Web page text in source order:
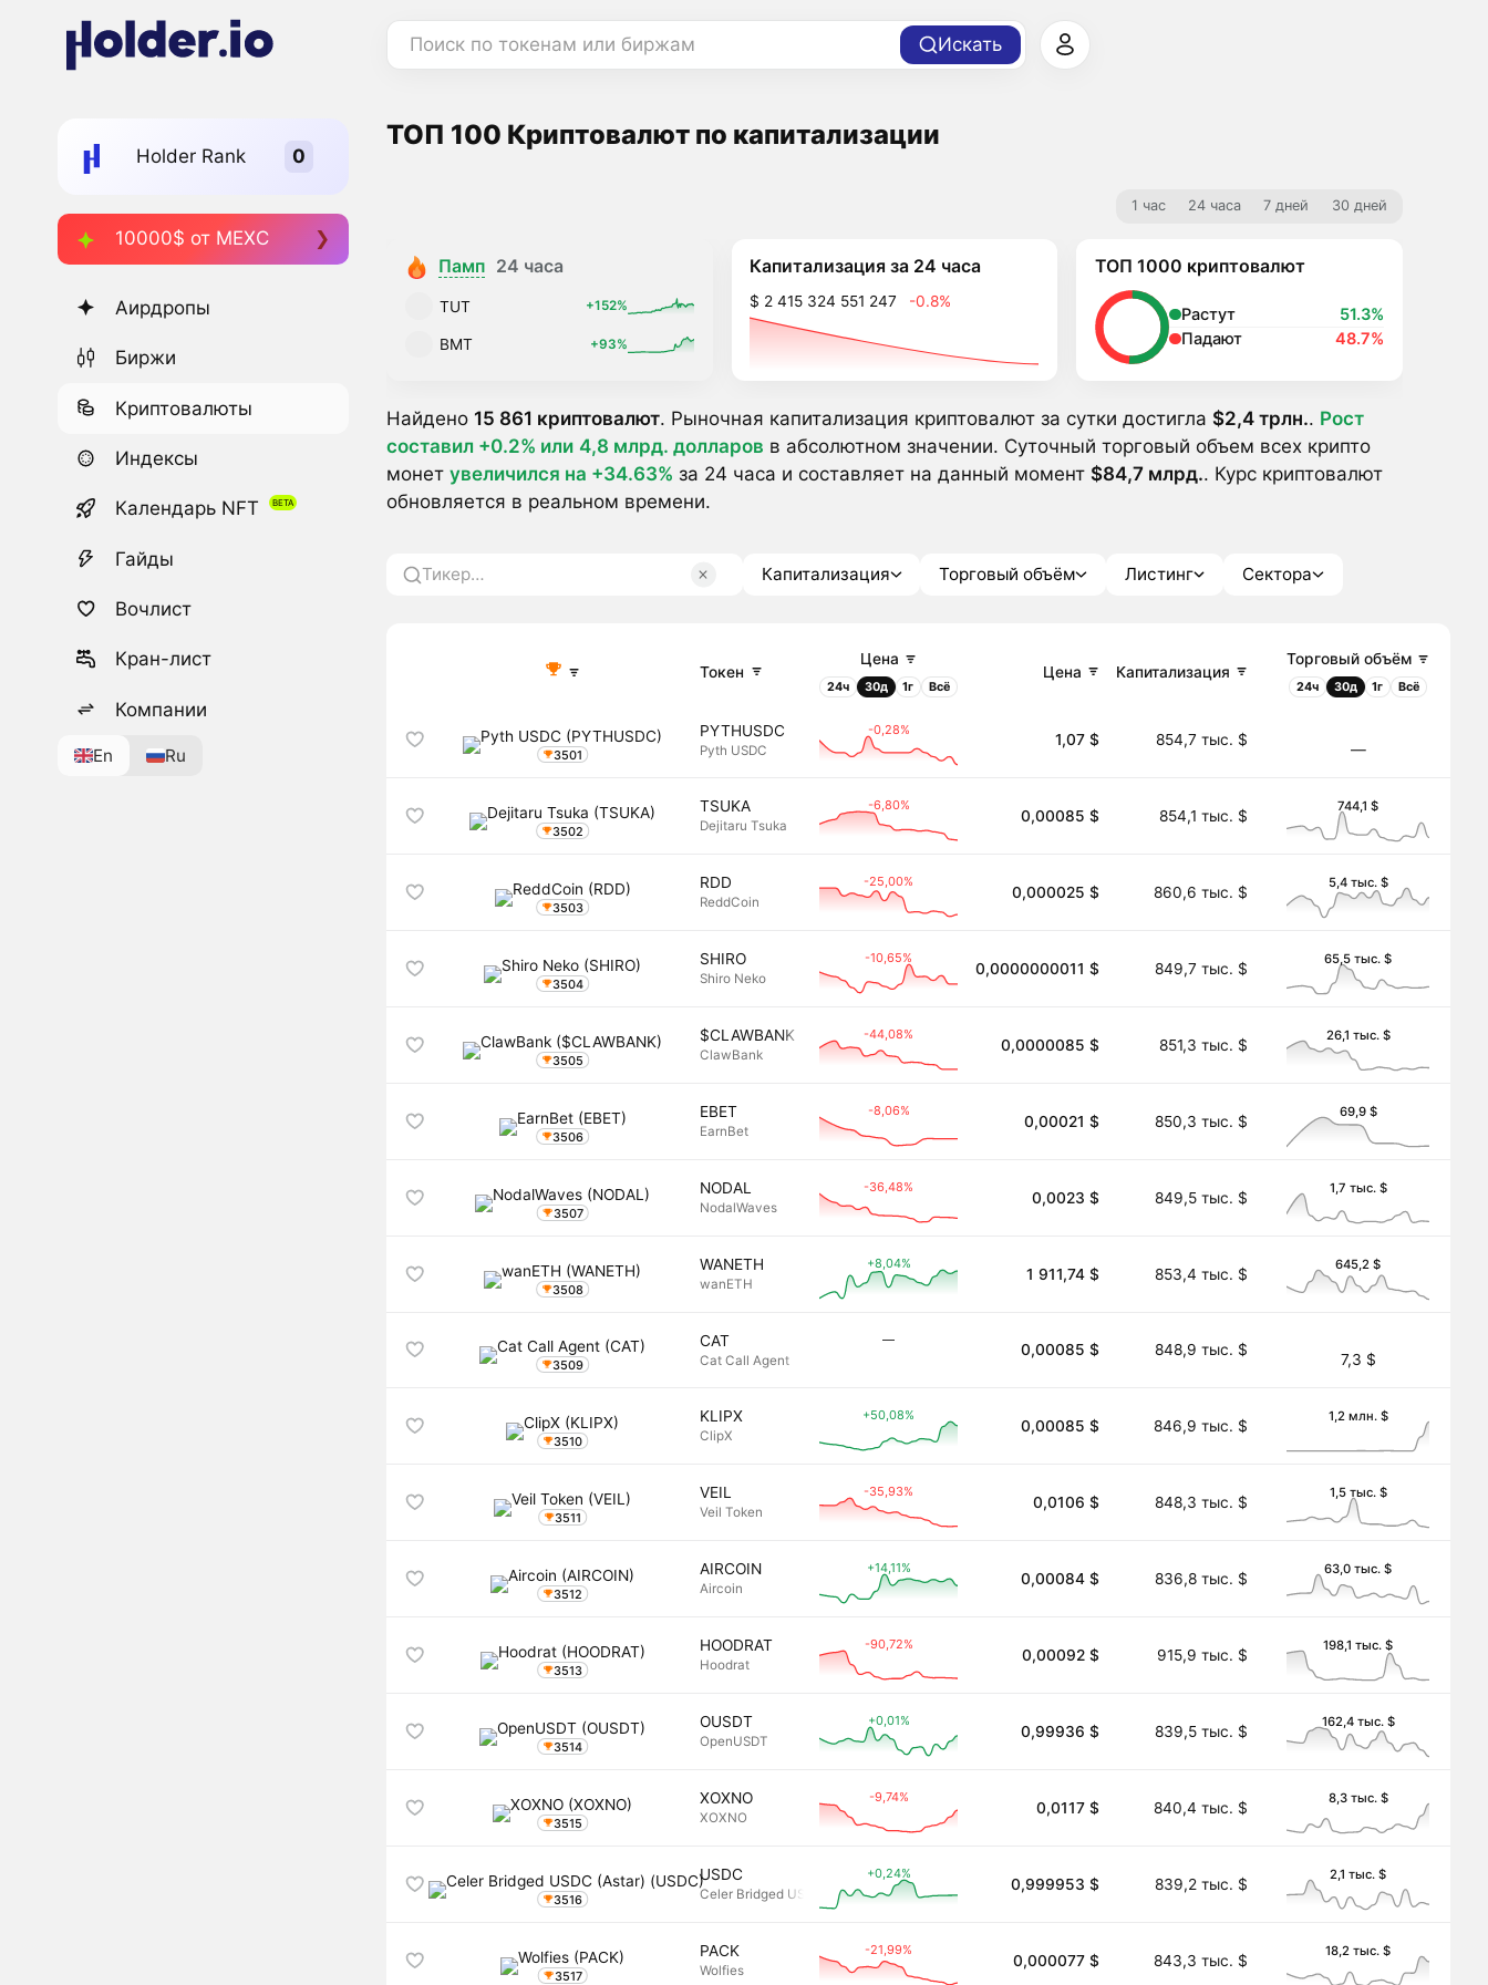
Поиск по токенам или биржам Искать
Holder Rank
10000$ от MEXC
Аирдропы
Биржи
Криптовалюты
Индексы
Календарь NFT
Гайды
Вочлист
Кран-лист
Компании
En Ru
ТОП 100 Криптовалют по капитализации
1 час 24 часа 7 дней 30 дней
Памп 24 часа
TUT +152%
BMT +93%
Капитализация за 24 часа
$ 2 415 324 551 247 -0.8%
ТОП 1000 криптовалют
Растут
51.3%
Падают
48.7%
Найдено 15 861 криптовалют. Рыночная капитализация криптовалют за сутки достигла $2,4 трлн.. Pост
составил +0.2% или 4,8 млрд. долларов в абсолютном значении. Суточный торговый объем всех крипто
монет увеличился на +34.63% за 24 часа и составляет на данный момент $84,7 млрд.. Курс криптовалют
обновляется в реальном времени.
Капитализация Торговый объём Листинг Сектора
Токен
Цена
24ч 30д 1г Всё
Цена Капитализация
Торговый объём
24ч 30д 1г Всё
3501
PYTHUSDC
Pyth USDC
-0,28%
1,07 $ 854,7 тыс. $
―
3502
TSUKA
Dejitaru Tsuka
-6,80%
0,00085 $ 854,1 тыс. $
744,1 $
3503
RDD
ReddCoin
-25,00%
0,000025 $ 860,6 тыс. $
5,4 тыс. $
3504
SHIRO
Shiro Neko
-10,65%
0,0000000011 $ 849,7 тыс. $
65,5 тыс. $
3505
$CLAWBANK
ClawBank
-44,08%
0,0000085 $ 851,3 тыс. $
26,1 тыс. $
3506
EBET
EarnBet
-8,06%
0,00021 $ 850,3 тыс. $
69,9 $
3507
NODAL
NodalWaves
-36,48%
0,0023 $ 849,5 тыс. $
1,7 тыс. $
3508
WANETH
wanETH
+8,04%
1 911,74 $ 853,4 тыс. $
645,2 $
3509
CAT
Cat Call Agent
―
0,00085 $ 848,9 тыс. $
7,3 $
3510
KLIPX
ClipX
+50,08%
0,00085 $ 846,9 тыс. $
1,2 млн. $
3511
VEIL
Veil Token
-35,93%
0,0106 $ 848,3 тыс. $
1,5 тыс. $
3512
AIRCOIN
Aircoin
+14,11%
0,00084 $ 836,8 тыс. $
63,0 тыс. $
3513
HOODRAT
Hoodrat
-90,72%
0,00092 $ 915,9 тыс. $
198,1 тыс. $
3514
OUSDT
OpenUSDT
+0,01%
0,99936 $ 839,5 тыс. $
162,4 тыс. $
3515
XOXNO
XOXNO
-9,74%
0,0117 $ 840,4 тыс. $
8,3 тыс. $
3516
USDC
Celer Bridged USDC (Astar)
+0,24%
0,999953 $ 839,2 тыс. $
2,1 тыс. $
3517
PACK
Wolfies
-21,99%
0,000077 $ 843,3 тыс. $
18,2 тыс. $